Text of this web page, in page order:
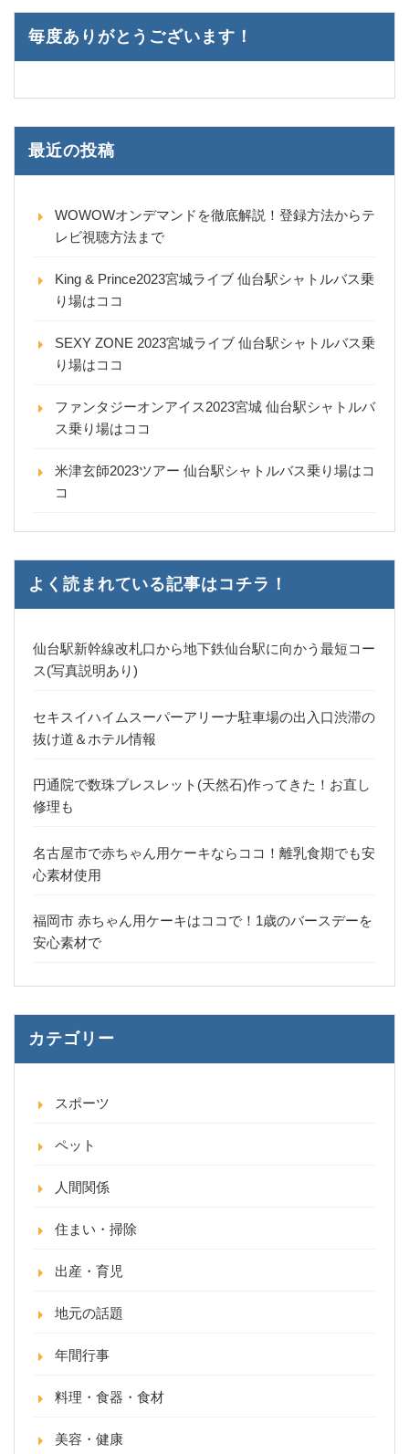
毎度ありがとうございます！
最近の投稿
WOWOWオンデマンドを徹底解説！登録方法からテ
レビ視聴方法まで
King & Prince2023宮城ライブ 仙台駅シャトルバス乗
り場はココ
SEXY ZONE 2023宮城ライブ 仙台駅シャトルバス乗
り場はココ
ファンタジーオンアイス2023宮城 仙台駅シャトルバ
ス乗り場はココ
米津玄師2023ツアー 仙台駅シャトルバス乗り場はコ
コ
よく読まれている記事はコチラ！
仙台駅新幹線改札口から地下鉄仙台駅に向かう最短コー
ス(写真説明あり)
セキスイハイムスーパーアリーナ駐車場の出入口渋滞の
抜け道＆ホテル情報
円通院で数珠ブレスレット(天然石)作ってきた！お直し
修理も
名古屋市で赤ちゃん用ケーキならココ！離乳食期でも安
心素材使用
福岡市 赤ちゃん用ケーキはココで！1歳のバースデーを
安心素材で
カテゴリー
スポーツ
ペット
人間関係
住まい・掃除
出産・育児
地元の話題
年間行事
料理・食器・食材
美容・健康